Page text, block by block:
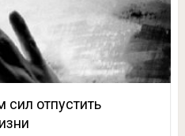
сил отпустить